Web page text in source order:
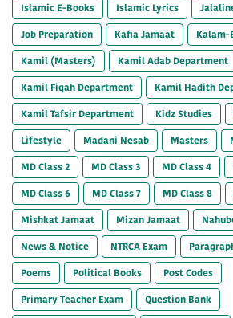
Islamic E-Books
Islamic Lyrics
Job Preparation
Kafia Jamaat
Kalam-
Kamil (Masters)
Kamil Adab Department
Kamil Fiqah Department
Kamil Hadith
Kamil Tafsir Department
Kidz Studies
Lifestyle
Madani Nesab Masters
MD Class 2
MD Class 3 MD Class 4
MD Class 6
MD Class 7 MD Class 8
Mishkat Jamaat
Mizan Jamaat
News & Notice
NTRCA Exam
Poems
Political Books
Post Codes
Primary Teacher Exam
Question Bank